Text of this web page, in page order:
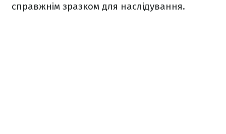
справжнім зразком для наслідування.